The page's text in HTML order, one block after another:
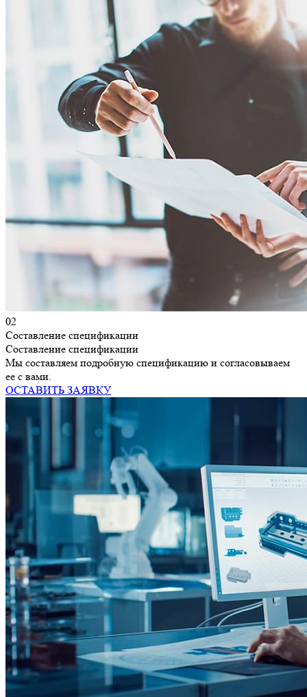
02
Составление спецификации
Составление спецификации
Мы составляем подробную спецификацию и согласовываем
ее с вами.
ОСТАВИТЬ ЗАЯВКУ